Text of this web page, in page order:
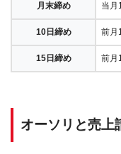
月末締め 当月
10日締め 前月
15日締め 前月
オーソリと売上